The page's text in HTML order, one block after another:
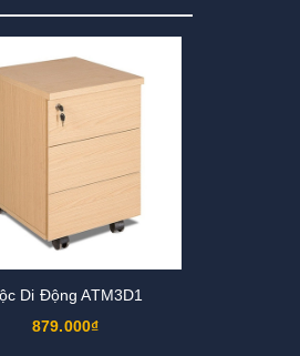
Di Động ATM3D1
879.000₫